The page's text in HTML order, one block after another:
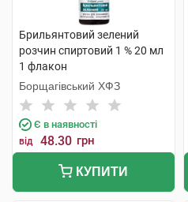
Брильянтовий зелений
розчин спиртовий 1 % 20 мл
1 флакон
Борщагівський ХФЗ
Є в наявності
від 48.30 грн
КУПИТИ